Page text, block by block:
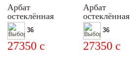
Арбат
остеклённая
36
27350 c
Арбат
остеклённая
36
27350 c